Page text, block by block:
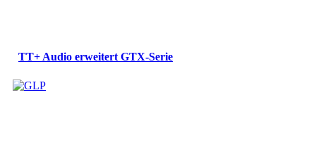
TT+ Audio erweitert GTX-Serie